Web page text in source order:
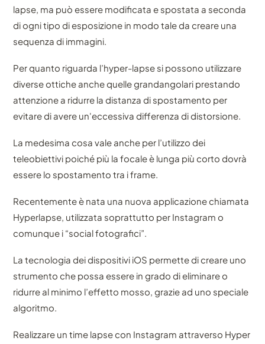
lapse, ma può essere modificata e spostata a seconda
di ogni tipo di esposizione in modo tale da creare una
sequenza di immagini.
Per quanto riguarda l’hyper-lapse si possono utilizzare
diverse ottiche anche quelle grandangolari prestando
attenzione a ridurre la distanza di spostamento per
evitare di avere un'eccessiva differenza di distorsione.
La medesima cosa vale anche per l’utilizzo dei
teleobiettivi poiché più la focale è lunga più corto dovrà
essere lo spostamento tra i frame.
Recentemente è nata una nuova applicazione chiamata
Hyperlapse, utilizzata soprattutto per Instagram o
comunque i “social fotografici”.
La tecnologia dei dispositivi iOS permette di creare uno
strumento che possa essere in grado di eliminare o
ridurre al minimo l’effetto mosso, grazie ad uno speciale
algoritmo.
Realizzare un time lapse con Instagram attraverso Hyper